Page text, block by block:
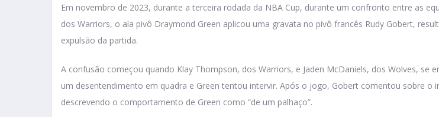
Em novembro de 2023, durante a terceira rodada da NBA Cup, durante um confronto entre as
dos Warriors, o ala pivô Draymond Green aplicou uma gravata no pivô francês Rudy Gobert,
expulsão da partida.
A confusão começou quando Klay Thompson, dos Warriors, e Jaden McDaniels, dos Wolves, se
um desentendimento em quadra e Green tentou intervir. Após o jogo, Gobert comentou sobre o
descrevendo o comportamento de Green como “de um palhaço”.